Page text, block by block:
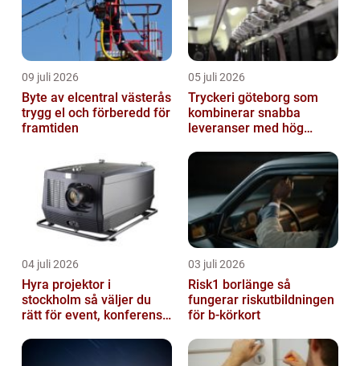
09 juli 2026
Byte av elcentral västerås
trygg el och förberedd för
framtiden
05 juli 2026
Tryckeri göteborg som
kombinerar snabba
leveranser med hög
04 juli 2026
Hyra projektor i
stockholm så väljer du
rätt för event, konferens
03 juli 2026
Risk1 borlänge så
fungerar riskutbildningen
för b-körkort